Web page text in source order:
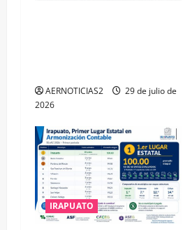
AERNOTICIAS2
29 de julio de
2026
IRAPUATO